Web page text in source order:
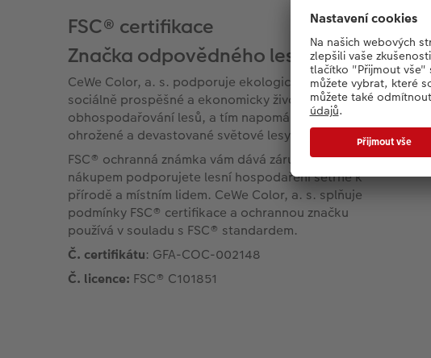
FSC® certifikace
Značka odpovědného lesnictví
CeWe Color, a. s. podporuje ekologicky šetrné,
sociálně prospěšné a ekonomicky životaschopné
obhospodařování lesů, a tím napomáhá chránit
ohrožené a devastované světové lesy.
FSC® ochranná známka vám dává záruku, že svým
nákupem podporujete lesní hospodaření šetrné k
přírodě a místním lidem. CeWe Color, a. s. splňuje
podmínky FSC® certifikace a ochrannou značku
používá v souladu s FSC® standardem.
Č. certifikátu: GFA-COC-002148
Č. licence: FSC® C101851